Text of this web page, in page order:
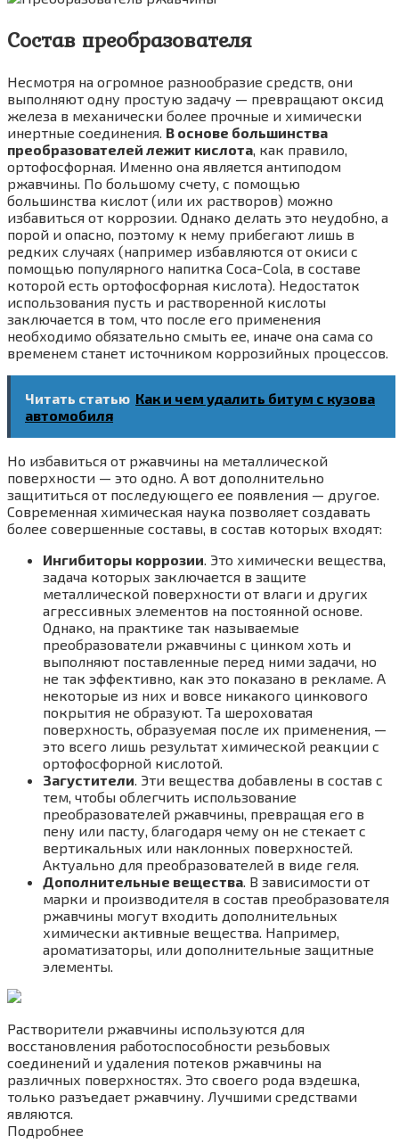
Состав преобразователя
Несмотря на огромное разнообразие средств, они
выполняют одну простую задачу — превращают оксид
железа в механически более прочные и химически
инертные соединения. В основе большинства
преобразователей лежит кислота, как правило,
ортофосфорная. Именно она является антиподом
ржавчины. По большому счету, с помощью
большинства кислот (или их растворов) можно
избавиться от коррозии. Однако делать это неудобно, а
порой и опасно, поэтому к нему прибегают лишь в
редких случаях (например избавляются от окиси с
помощью популярного напитка Coca-Cola, в составе
которой есть ортофосфорная кислота). Недостаток
использования пусть и растворенной кислоты
заключается в том, что после его применения
необходимо обязательно смыть ее, иначе она сама со
временем станет источником коррозийных процессов.
Читать статью Как и чем удалить битум с кузова
автомобиля
Но избавиться от ржавчины на металлической
поверхности — это одно. А вот дополнительно
защититься от последующего ее появления — другое.
Современная химическая наука позволяет создавать
более совершенные составы, в состав которых входят:
Ингибиторы коррозии. Это химически вещества,
задача которых заключается в защите
металлической поверхности от влаги и других
агрессивных элементов на постоянной основе.
Однако, на практике так называемые
преобразователи ржавчины с цинком хоть и
выполняют поставленные перед ними задачи, но
не так эффективно, как это показано в рекламе. А
некоторые из них и вовсе никакого цинкового
покрытия не образуют. Та шероховатая
поверхность, образуемая после их применения, —
это всего лишь результат химической реакции с
ортофосфорной кислотой.
Загустители. Эти вещества добавлены в состав с
тем, чтобы облегчить использование
преобразователей ржавчины, превращая его в
пену или пасту, благодаря чему он не стекает с
вертикальных или наклонных поверхностей.
Актуально для преобразователей в виде геля.
Дополнительные вещества. В зависимости от
марки и производителя в состав преобразователя
ржавчины могут входить дополнительных
химически активные вещества. Например,
ароматизаторы, или дополнительные защитные
элементы.
Растворители ржавчины используются для
восстановления работоспособности резьбовых
соединений и удаления потеков ржавчины на
различных поверхностях. Это своего рода вэдешка,
только разъедает ржавчину. Лучшими средствами
являются.
Подробнее